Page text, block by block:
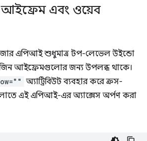
আইফ্রেম এবং ওয়েব
এপিআই শুধুমাত্র টপ-লেভেল উইন্ডো
আইফ্রেমগুলোর জন্য উপলব্ধ থাকে।
অ্যাট্রিবিউট ব্যবহার করে ক্রস-
এই এপিআই-এর অ্যাক্সেস অর্পণ করা